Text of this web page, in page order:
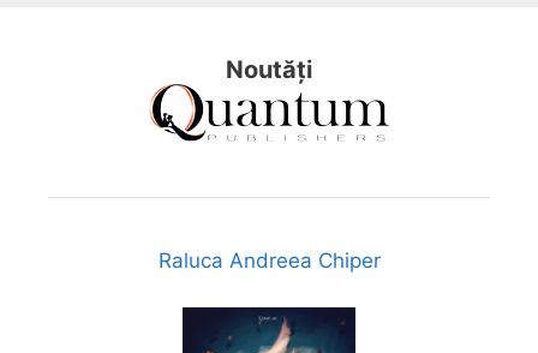
Noutăți
Raluca Andreea Chiper